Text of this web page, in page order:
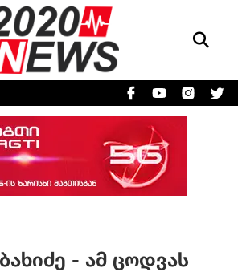
- ამ ცოდვას